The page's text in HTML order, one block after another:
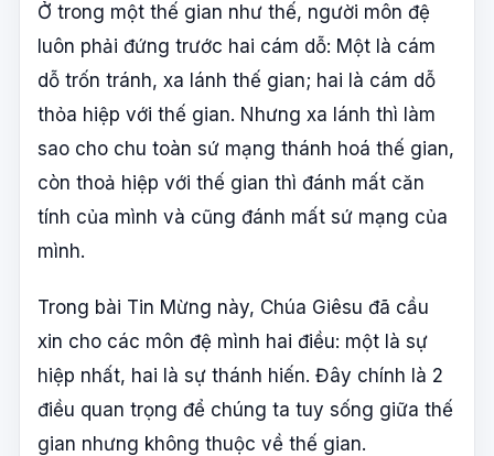
Ở trong một thế gian như thế, người môn đệ
luôn phải đứng trước hai cám dỗ: Một là cám
dỗ trốn tránh, xa lánh thế gian; hai là cám dỗ
thỏa hiệp với thế gian. Nhưng xa lánh thì làm
sao cho chu toàn sứ mạng thánh hoá thế gian,
còn thoả hiệp với thế gian thì đánh mất căn
tính của mình và cũng đánh mất sứ mạng của
mình.
Trong bài Tin Mừng này, Chúa Giêsu đã cầu
xin cho các môn đệ mình hai điều: một là sự
hiệp nhất, hai là sự thánh hiến. Đây chính là 2
điều quan trọng để chúng ta tuy sống giữa thế
gian nhưng không thuộc về thế gian.